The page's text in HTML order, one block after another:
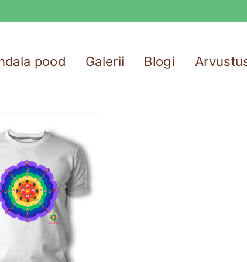
pood Galerii Blogi